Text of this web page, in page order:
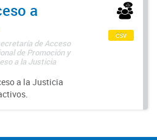
a
de Acceso
de Promoción y
a la Justicia
a la Justicia
csv